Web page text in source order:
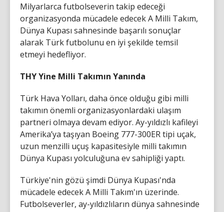
Milyarlarca futbolseverin takip edeceği
organizasyonda mücadele edecek A Milli Takım,
Dünya Kupası sahnesinde başarılı sonuçlar
alarak Türk futbolunu en iyi şekilde temsil
etmeyi hedefliyor.
THY Yine Milli Takımın Yanında
Türk Hava Yolları, daha önce olduğu gibi milli
takımın önemli organizasyonlardaki ulaşım
partneri olmaya devam ediyor. Ay-yıldızlı kafileyi
Amerika’ya taşıyan Boeing 777-300ER tipi uçak,
uzun menzilli uçuş kapasitesiyle milli takımın
Dünya Kupası yolculuğuna ev sahipliği yaptı.
Türkiye'nin gözü şimdi Dünya Kupası'nda
mücadele edecek A Milli Takım'ın üzerinde.
Futbolseverler, ay-yıldızlıların dünya sahnesinde